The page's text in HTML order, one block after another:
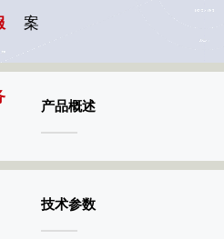
案
产品概述
技术参数